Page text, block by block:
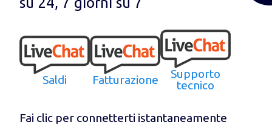
Saldi Fatturazione
Supporto
tecnico
Fai clic per connetterti istantaneamente